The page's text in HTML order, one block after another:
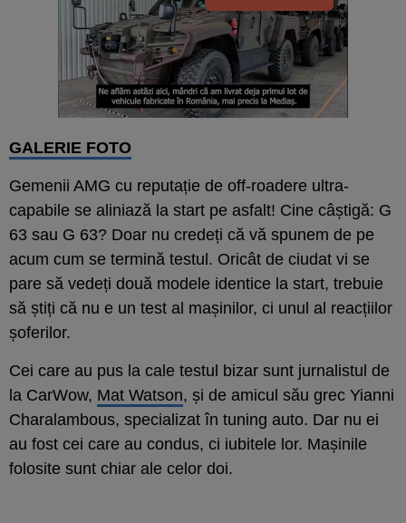
GALERIE FOTO
Gemenii AMG cu reputație de off-roadere ultra-
capabile se aliniază la start pe asfalt! Cine câștigă: G
63 sau G 63? Doar nu credeți că vă spunem de pe
acum cum se termină testul. Oricât de ciudat vi se
pare să vedeți două modele identice la start, trebuie
să știți că nu e un test al mașinilor, ci unul al reacțiilor
șoferilor.
Cei care au pus la cale testul bizar sunt jurnalistul de
la CarWow, Mat Watson, și de amicul său grec Yianni
Charalambous, specializat în tuning auto. Dar nu ei
au fost cei care au condus, ci iubitele lor. Mașinile
folosite sunt chiar ale celor doi.